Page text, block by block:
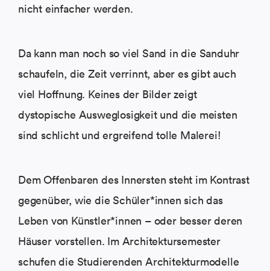
nicht einfacher werden.
Da kann man noch so viel Sand in die Sanduhr
schaufeln, die Zeit verrinnt, aber es gibt auch
viel Hoffnung. Keines der Bilder zeigt
dystopische Ausweglosigkeit und die meisten
sind schlicht und ergreifend tolle Malerei!
Dem Offenbaren des Innersten steht im Kontrast
gegenüber, wie die Schüler*innen sich das
Leben von Künstler*innen – oder besser deren
Häuser vorstellen. Im Architektursemester
schufen die Studierenden Architekturmodelle